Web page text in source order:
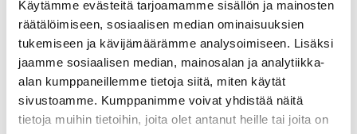
Käytämme evästeitä tarjoamamme sisällön ja mainosten
räätälöimiseen, sosiaalisen median ominaisuuksien
tukemiseen ja kävijämäärämme analysoimiseen. Lisäksi
jaamme sosiaalisen median, mainosalan ja analytiikka-
alan kumppaneillemme tietoja siitä, miten käytät
sivustoamme. Kumppanimme voivat yhdistää näitä
tietoja muihin tietoihin, joita olet antanut heille tai joita on
Valitse tuote